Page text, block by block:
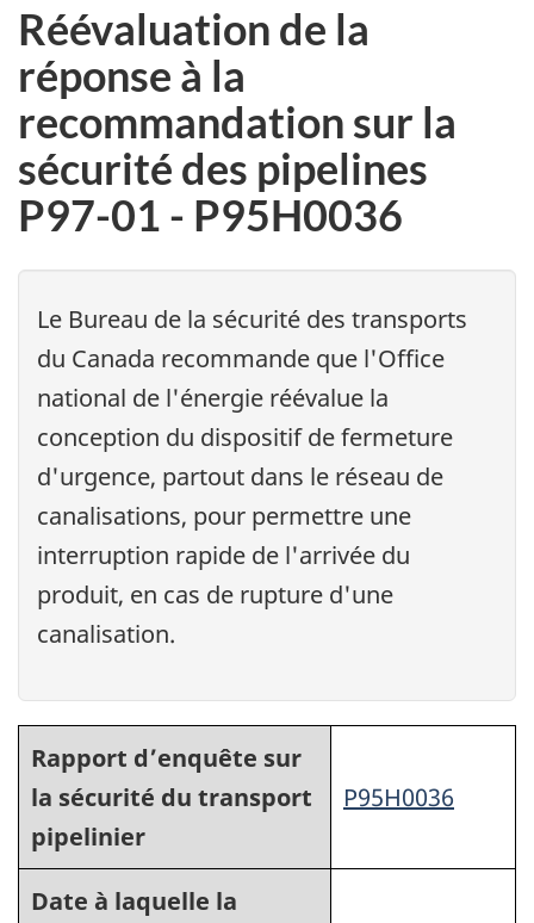
Réévaluation de la
réponse à la
recommandation sur la
sécurité des pipelines
P97-01 - P95H0036
Le Bureau de la sécurité des transports
du Canada recommande que l'Office
national de l'énergie réévalue la
conception du dispositif de fermeture
d'urgence, partout dans le réseau de
canalisations, pour permettre une
interruption rapide de l'arrivée du
produit, en cas de rupture d'une
canalisation.
Rapport d’enquête sur
la sécurité du transport
pipelinier
P95H0036
Date à laquelle la